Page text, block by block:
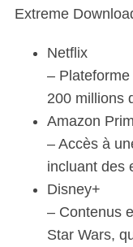
Extreme
Netflix
–
200 millions
Amazon
– Accès à
incluant des
Disney+
– Contenus
Star Wars,